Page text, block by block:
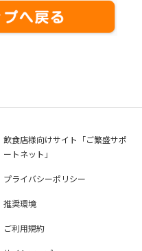
飲食店様向けサイト「ご繁盛サポ
ートネット」
プライバシーポリシー
推奨環境
ご利用規約